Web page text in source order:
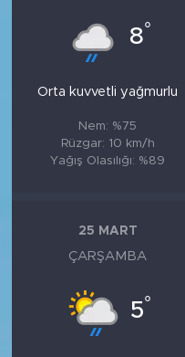
8°
Orta kuvvetli yağmurlu
Nem: %75
Rüzgar: 10 km/h
Yağış Olasılığı: %89
25 MART
ÇARŞAMBA
5°